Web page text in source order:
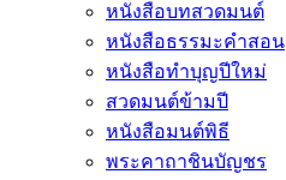
หนังสือบทสวดมนต์
หนังสือธรรมะคำสอน
หนังสือทำบุญปีใหม่
สวดมนต์ข้ามปี
หนังสือมนต์พิธี
พระคาถาชินบัญชร